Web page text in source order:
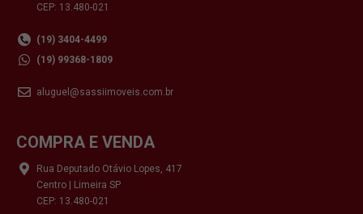
CEP: 13.480-021
(19) 3404-4499
(19) 99368-1809
aluguel@sassiimoveis.com.br
COMPRA E VENDA
Rua Deputado Otávio Lopes, 417
Centro | Limeira SP
CEP: 13.480-021